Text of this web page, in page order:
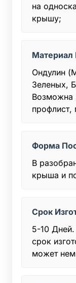
на
крышу;
Материал
Ондулин
Зеленых,
Возможна
профлист,
Форма
В
крыша и
Срок
5-10 Дней.
срок
может